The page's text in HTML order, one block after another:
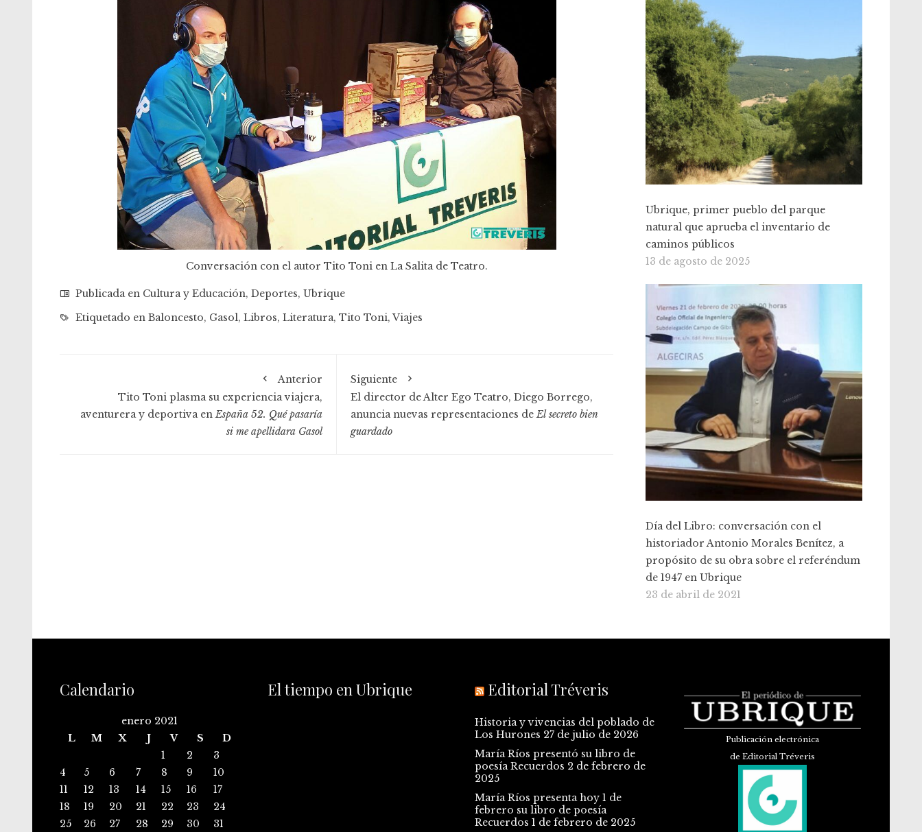
Conversación con el autor Tito Toni en La Salita de Teatro.
Publicada en Cultura y Educación, Deportes, Ubrique
Etiquetado en Baloncesto, Gasol, Libros, Literatura, Tito Toni,Viajes
Anterior
Tito Toni plasma su experiencia viajera,
aventurera y deportiva en España 52. Qué pasaría
si me apellidara Gasol
Siguiente
El director de Alter Ego Teatro, Diego Borrego,
anuncia nuevas representaciones de El secreto bien
guardado
Ubrique, primer pueblo del parque
natural que aprueba el inventario de
caminos públicos
13 de agosto de 2025
Día del Libro: conversación con el
historiador Antonio Morales Benítez, a
propósito de su obra sobre el referéndum
de 1947 en Ubrique
23 de abril de 2021
Calendario
enero 2021
L
M X J V S
D
1
2
3
4
5 6 7 8 9
10
11
12 13 14 15 16
17
18
19 20 21 22 23
24
25
26 27 28 29 30 31
El tiempo en Ubrique Editorial Tréveris
Historia y vivencias del poblado de
Los Hurones 27 de julio de 2026
María Ríos presentó su libro de
poesía Recuerdos 2 de febrero de
2025
María Ríos presenta hoy 1 de
febrero su libro de poesía
Recuerdos 1 de febrero de 2025
Publicación electrónica
de Editorial Tréveris